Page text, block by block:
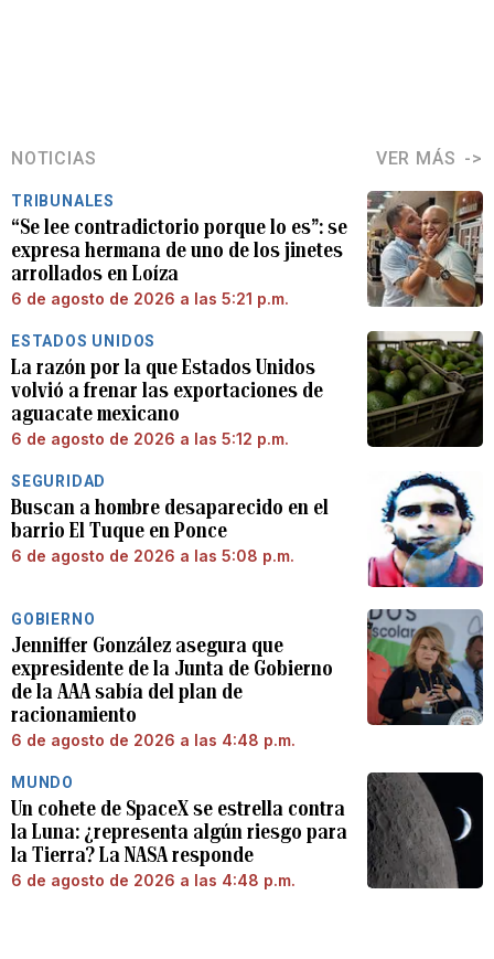
NOTICIAS VER MÁS
TRIBUNALES
“Se lee contradictorio porque lo es”: se
expresa hermana de uno de los jinetes
arrollados en Loíza
6 de agosto de 2026 a las 5:21 p.m.
ESTADOS UNIDOS
La razón por la que Estados Unidos
volvió a frenar las exportaciones de
aguacate mexicano
6 de agosto de 2026 a las 5:12 p.m.
SEGURIDAD
Buscan a hombre desaparecido en el
barrio El Tuque en Ponce
6 de agosto de 2026 a las 5:08 p.m.
GOBIERNO
Jenniffer González asegura que
expresidente de la Junta de Gobierno
de la AAA sabía del plan de
racionamiento
6 de agosto de 2026 a las 4:48 p.m.
MUNDO
Un cohete de SpaceX se estrella contra
la Luna: ¿representa algún riesgo para
la Tierra? La NASA responde
6 de agosto de 2026 a las 4:48 p.m.